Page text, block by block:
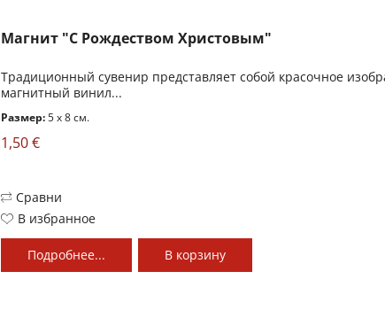
Магнит "С Рождеством Христовым"
Традиционный сувенир представляет собой красочное
магнитный винил...
Размер:5 x 8 см.
1,50 €
Сравни
В избранное
Подробнее... В корзину